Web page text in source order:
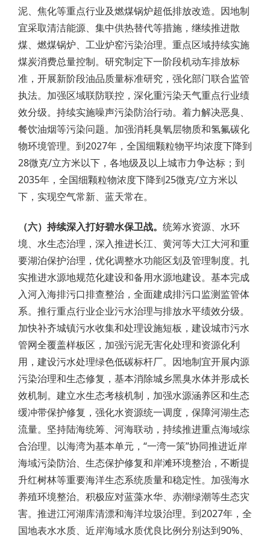
泥、焦化等重点行业及燃煤锅炉超低排放改造。因地制
宜采取清洁能源、集中供热替代等措施，继续推进散
煤、燃煤锅炉、工业炉窑污染治理。重点区域持续实施
煤炭消费总量控制。研究制定下一阶段机动车排放标
准，开展新阶段油品质量标准研究，强化部门联合监管
执法。加强区域联防联控，深化重污染天气重点行业绩
效分级。持续实施噪声污染防治行动。着力解决恶臭、
餐饮油烟等污染问题。加强消耗臭氧层物质和氢氟碳化
物环境管理。到2027年，全国细颗粒物平均浓度下降到
28微克/立方米以下，各地级及以上城市力争达标；到
2035年，全国细颗粒物浓度下降到25微克/立方米以
下，实现空气常新、蓝天常在。
（六）持续深入打好碧水保卫战。 统筹水资源、水环
境、水生态治理，深入推进长江、黄河等大江大河和重
要湖泊保护治理，优化调整水功能区划及管理制度。扎
实推进水源地规范化建设和备用水源地建设。基本完成
入河入海排污口排查整治，全面建成排污口监测监管体
系。推行重点行业企业污水治理与排放水平绩效分级。
加快补齐城镇污水收集和处理设施短板，建设城市污水
管网全覆盖样板区，加强污泥无害化处理和资源化利
用，建设污水处理绿色低碳标杆厂。因地制宜开展内源
污染治理和生态修复，基本消除城乡黑臭水体并形成长
效机制。建立水生态考核机制，加强水源涵养区和生态
缓冲带保护修复，强化水资源统一调度，保障河湖生态
流量。坚持陆海统筹、河海联动，持续推进重点海域综
合治理。以海湾为基本单元，“一湾一策”协同推进近岸
海域污染防治、生态保护修复和岸滩环境整治，不断提
升红树林等重要海洋生态系统质量和稳定性。加强海水
养殖环境整治。积极应对蓝藻水华、赤潮绿潮等生态灾
害。推进江河湖库清漂和海洋垃圾治理。到2027年，全
国地表水水质、近岸海域水质优良比例分别达到90%、